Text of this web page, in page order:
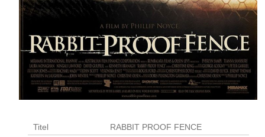
Titel
RABBIT PROOF FENCE